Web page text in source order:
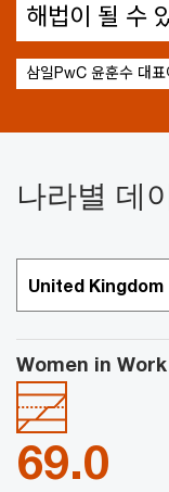
해법이 될 수
삼일PwC 윤훈수 대표
나라별 데
Women in Work
69.0